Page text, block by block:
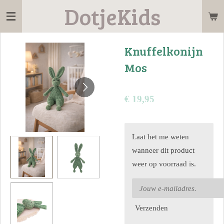
Ga
hoofdinhoud
DotjeKids
Knuffelkonijn
Mos
€ 19,95
Laat het me weten
wanneer dit product
weer op voorraad is.
Verzenden